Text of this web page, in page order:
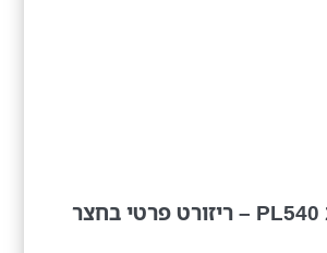
בריכה אקרילית PL540 – ריזורט פרטי בחצר